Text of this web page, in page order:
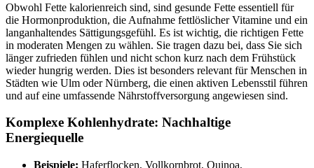
Obwohl Fette kalorienreich sind, sind gesunde Fette essentiell für
die Hormonproduktion, die Aufnahme fettlöslicher Vitamine und ein
langanhaltendes Sättigungsgefühl. Es ist wichtig, die richtigen Fette
in moderaten Mengen zu wählen. Sie tragen dazu bei, dass Sie sich
länger zufrieden fühlen und nicht schon kurz nach dem Frühstück
wieder hungrig werden. Dies ist besonders relevant für Menschen in
Städten wie Ulm oder Nürnberg, die einen aktiven Lebensstil führen
und auf eine umfassende Nährstoffversorgung angewiesen sind.
Komplexe Kohlenhydrate: Nachhaltige
Energiequelle
Beispiele: Haferflocken, Vollkornbrot, Quinoa,